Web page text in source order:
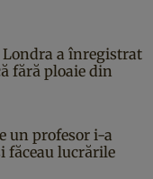
Londra a înregistrat
fără ploaie din
un profesor i-a
făceau lucrările